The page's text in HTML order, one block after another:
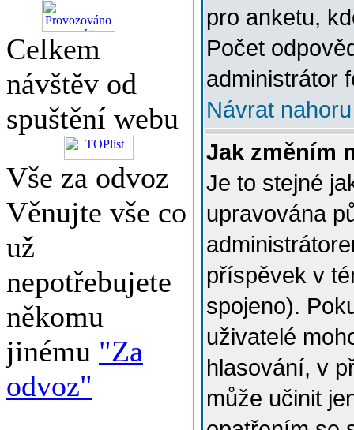
Celkem
návštěv od
spuštění webu
Vše za odvoz
Věnujte vše co
už
nepotřebujete
někomu
jinému "Za
odvoz"
pro anketu,
Počet
administrátor
Návrat nahoru
Jak změním
Je to stejné
upravována
příspěvek v
spojeno).
uživatelé
hlasování, v
může učinit